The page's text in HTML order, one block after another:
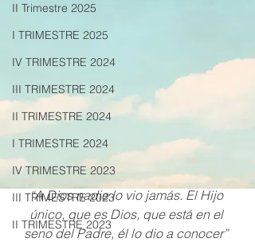
II Trimestre 2025
I TRIMESTRE 2025
IV TRIMESTRE 2024
III TRIMESTRE 2024
II TRIMESTRE 2024
I TRIMESTRE 2024
IV TRIMESTRE 2023
III TRIMESTRE 2023
II TRIMESTRE 2023
“A Dios nadie lo vio jamás. El Hijo
único, que es Dios, que está en el
seno del Padre, él lo dio a conocer”